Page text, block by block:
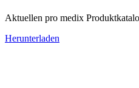
Aktuellen pro medix
Herunterladen